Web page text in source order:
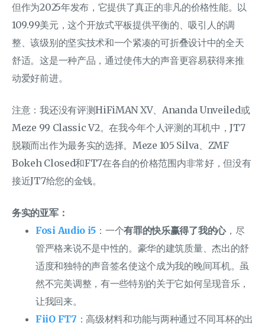
但作为2025年发布，它提供了真正的非凡的价格性能。以
109.99美元，这个开放式平板提供平衡的、吸引人的调
整、该级别的坚实技术和一个紧凑的可折叠设计中的全天
舒适。这是一种产品，通过使伟大的声音更容易获得来推
动爱好前进。
注意：我还没有评测HiFiMAN XV、Ananda Unveiled或
Meze 99 Classic V2。在我今年个人评测的耳机中，JT7
脱颖而出作为最务实的选择。Meze 105 Silva、ZMF
Bokeh Closed和FT7在各自的价格范围内非常好，但没有
接近JT7给您的金钱。
务实的亚军：
Fosi Audio i5 ：一个有罪的快乐赢得了我的心，尽
管严格来说不是中性的。豪华的建筑质量、杰出的舒
适度和独特的声音签名使这个成为我的晚间耳机。虽
然不完美调整，有一些特别的关于它如何呈现音乐，
让我回来。
FiiO FT7 ：高级材料和功能与两种通过不同耳杯的出